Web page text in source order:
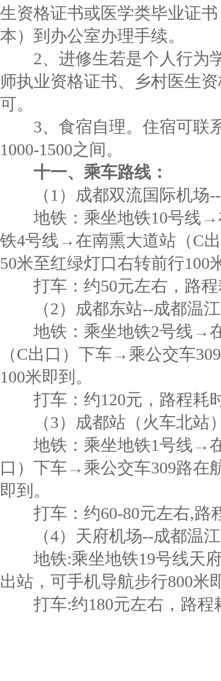
生资格证书或医学类毕业证
本）到办公室办理手续。
2、进修生若是个人行为学
师执业资格证书、乡村医生
可。
3、食宿自理。住宿可联系
1000-1500之间。
十一、乘车路线：
（1）成都双流国际机场--
地铁：乘坐地铁10号线→
铁4号线→在南熏大道站（C
50米至红绿灯口右转前行100
打车：约50元左右，路程
（2）成都东站--成都温江
地铁：乘坐地铁2号线→在
（C出口）下车→乘公交车
100米即到。
打车：约120元，路程耗
（3）成都站（火车北站
地铁：乘坐地铁1号线→在
口）下车→乘公交车309路在
即到。
打车：约60-80元左右,路
（4）天府机场--成都温江
地铁:乘坐地铁19号线天府
出站，可手机导航步行800米
打车:约180元左右，路程